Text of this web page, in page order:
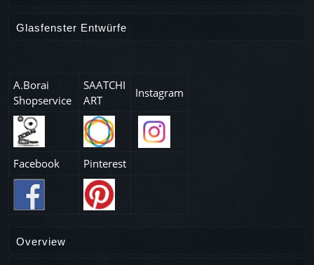
Glasfenster Entwürfe
A.Borai
Shopservice
SAATCHI
ART
Instagram
Facebook Pinterest
Overview